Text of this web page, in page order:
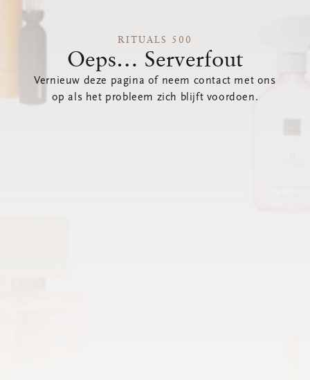
RITUALS 500
Oeps… Serverfout
Vernieuw deze pagina of neem contact met ons
op als het probleem zich blijft voordoen.